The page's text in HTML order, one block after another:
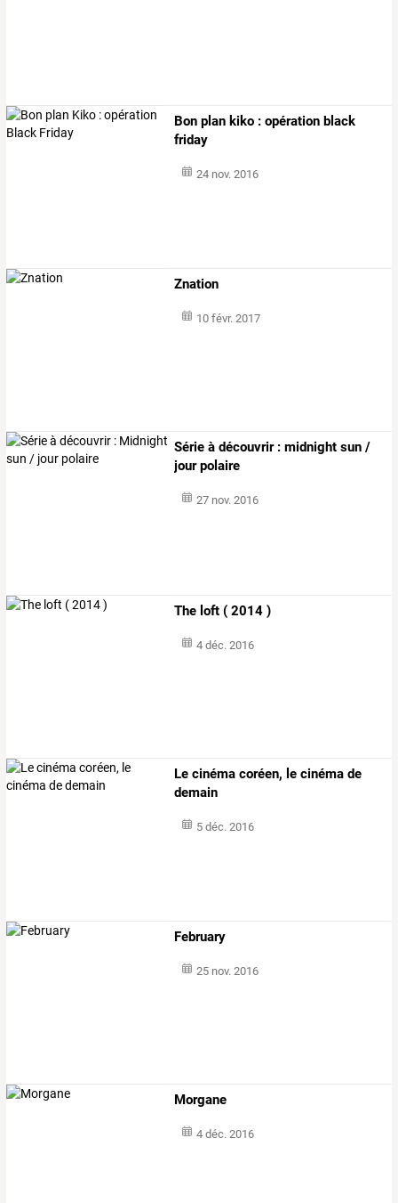
Bon plan kiko : opération black
friday
24 nov. 2016
Znation
10 févr. 2017
Série à découvrir : midnight sun /
jour polaire
27 nov. 2016
The loft ( 2014 )
4 déc. 2016
Le cinéma coréen, le cinéma de
demain
5 déc. 2016
February
25 nov. 2016
Morgane
4 déc. 2016